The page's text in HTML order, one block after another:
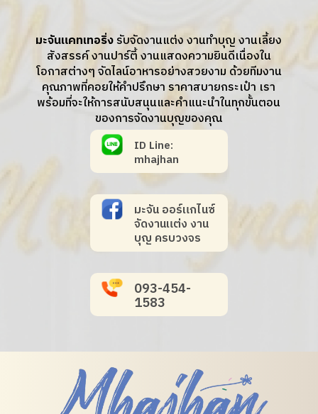
มะจันแคทเทอริ่งรับจัดงานแต่ง งานทำบุญ งานเลี้ยง
สังสรรค์ งานปาร์ตี้ งานแสดงความยินดีเนื่องใน
โอกาสต่างๆ จัดไลน์อาหารอย่างสวยงาม ด้วยทีมงาน
คุณภาพที่คอยให้คำปรึกษา ราคาสบายกระเป๋า เรา
พร้อมที่จะให้การสนับสนุนและคำแนะนำในทุกขั้นตอน
ของการจัดงานบุญของคุณ
ID Line:
mhajhan
มะจัน ออร์แกไนซ์
จัดงานแต่ง งาน
บุญ ครบวงจร
093-454-
1583